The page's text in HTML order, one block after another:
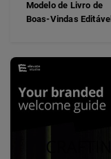
Modelo de Livro de
Boas-Vindas Editável